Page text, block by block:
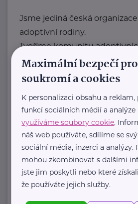
Jsme jediná česká
adoptivní rodiny.
Tvoříme komunitu
rodičů, která sdílí radosti, ...
https://laskyplnanaruc.cz/
+420 724 943 794
info@laskyplnanaruc.cz
Nadační fond SPOLUŽIVOT
Praha 4
Nadační fond SPOLUŽIVOT
Maximální bezpečí
soukromí a cookies
K personalizaci obsahu a
funkcí sociálních médií a analýze
využíváme soubory cookie.
náš web používáte, sdílíme se
sociální média, inzerci a
mohou zkombinovat s dalšími
jste jim poskytli nebo které
že používáte jejich služby.